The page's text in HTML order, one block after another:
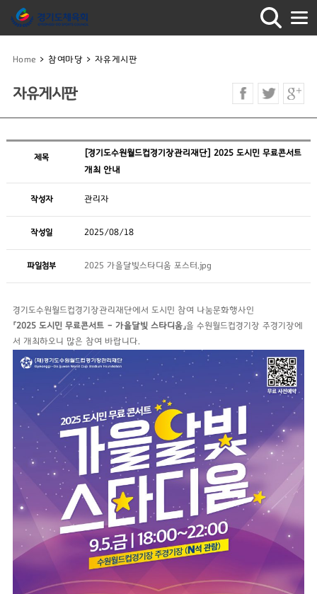
Home > 참여마당 > 자유게시판
자유게시판
제목
[경기도수원월드컵경기장관리재단] 2025 도시민 무료콘서트
개최 안내
작성자 관리자
작성일 2025/08/18
파일첨부 2025 가을달빛스타디움 포스터.jpg
경기도수원월드컵경기장관리재단에서 도시민 참여 나눔문화행사인
「2025 도시민 무료콘서트 – 가을달빛 스타디움」을 수원월드컵경기장 주경기장에
서 개최하오니 많은 참여 바랍니다.